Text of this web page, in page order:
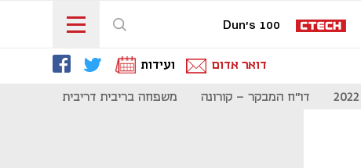
Dun's 100
דואר אדום ועידות
דו"ח המבקר - קורונה משפחה בריבית דריבית